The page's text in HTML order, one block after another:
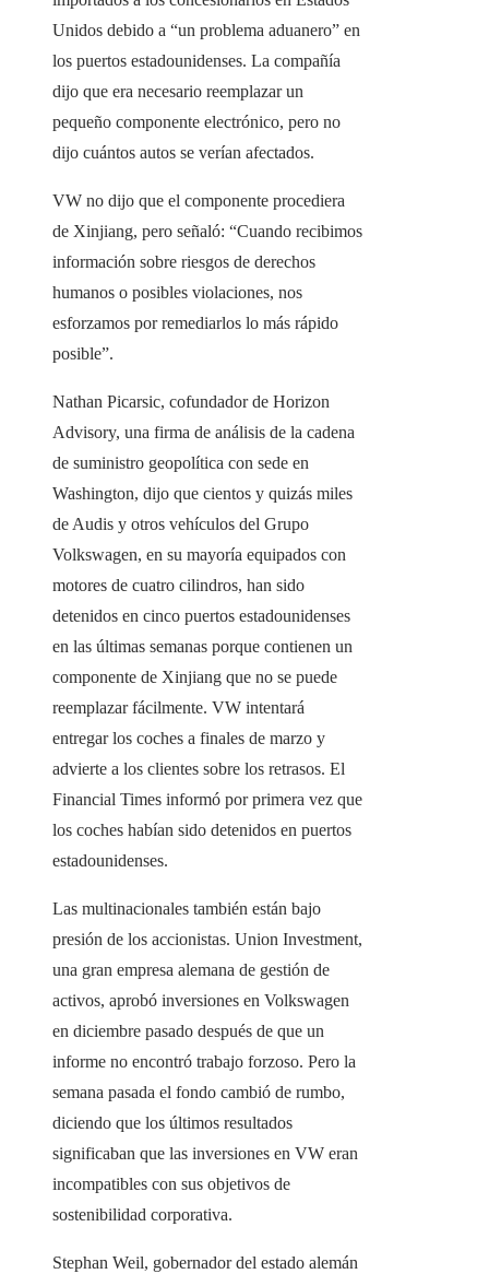
Unidos debido a “un problema aduanero” en
los puertos estadounidenses. La compañía
dijo que era necesario reemplazar un
pequeño componente electrónico, pero no
dijo cuántos autos se verían afectados.
VW no dijo que el componente procediera
de Xinjiang, pero señaló: “Cuando recibimos
información sobre riesgos de derechos
humanos o posibles violaciones, nos
esforzamos por remediarlos lo más rápido
posible”.
Nathan Picarsic, cofundador de Horizon
Advisory, una firma de análisis de la cadena
de suministro geopolítica con sede en
Washington, dijo que cientos y quizás miles
de Audis y otros vehículos del Grupo
Volkswagen, en su mayoría equipados con
motores de cuatro cilindros, han sido
detenidos en cinco puertos estadounidenses
en las últimas semanas porque contienen un
componente de Xinjiang que no se puede
reemplazar fácilmente. VW intentará
entregar los coches a finales de marzo y
advierte a los clientes sobre los retrasos. El
Financial Times informó por primera vez que
los coches habían sido detenidos en puertos
estadounidenses.
Las multinacionales también están bajo
presión de los accionistas. Union Investment,
una gran empresa alemana de gestión de
activos, aprobó inversiones en Volkswagen
en diciembre pasado después de que un
informe no encontró trabajo forzoso. Pero la
semana pasada el fondo cambió de rumbo,
diciendo que los últimos resultados
significaban que las inversiones en VW eran
incompatibles con sus objetivos de
sostenibilidad corporativa.
Stephan Weil, gobernador del estado alemán